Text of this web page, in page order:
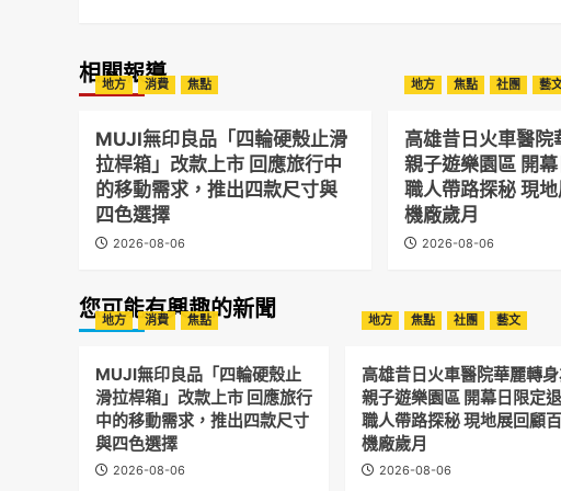
相關報導
地方 消費 焦點
MUJI無印良品「四輪硬殼止滑
拉桿箱」改款上市 回應旅行中
的移動需求，推出四款尺寸與
四色選擇
2026-08-06
地方 焦點 社團 藝
高雄昔日火車醫院
親子遊樂園區 開
職人帶路探秘 現
機廠歲月
2026-08-06
您可能有興趣的新聞
地方 消費 焦點
MUJI無印良品「四輪硬殼止
滑拉桿箱」改款上市 回應旅行
中的移動需求，推出四款尺寸
與四色選擇
2026-08-06
地方 焦點 社團 藝文
高雄昔日火車醫院華麗轉
親子遊樂園區 開幕日限定
職人帶路探秘 現地展回顧
機廠歲月
2026-08-06